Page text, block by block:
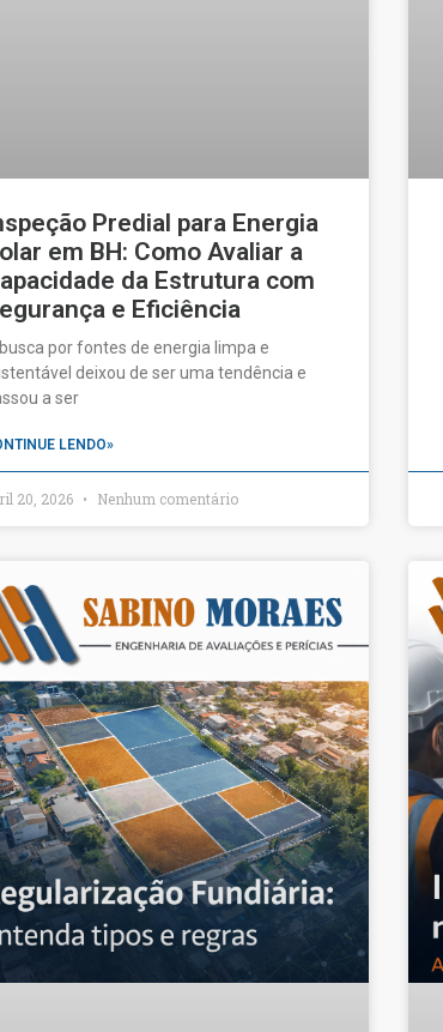
Predial para Energia
em BH: Como Avaliar a
da Estrutura com
e Eficiência
por fontes de energia limpa e
deixou de ser uma tendência e
a ser
LENDO»
20, 2026 Nenhum comentário